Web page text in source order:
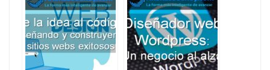
organizacional